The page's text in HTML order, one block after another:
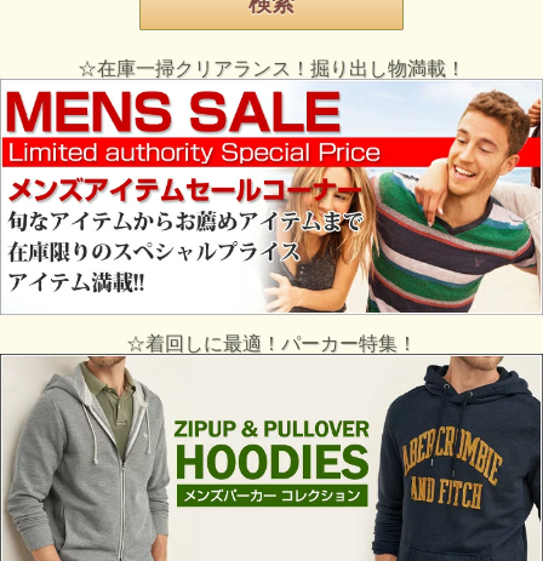
☆在庫一掃クリアランス！掘り出し物満載！
☆着回しに最適！パーカー特集！